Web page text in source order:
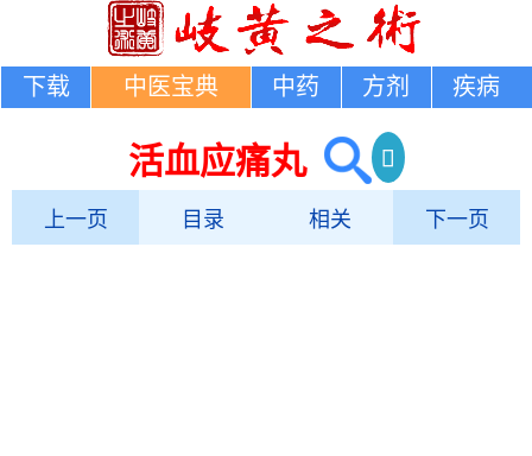
下载 中医宝典 中药 方剂 疾病
活血应痛丸
上一页 目录 相关 下一页